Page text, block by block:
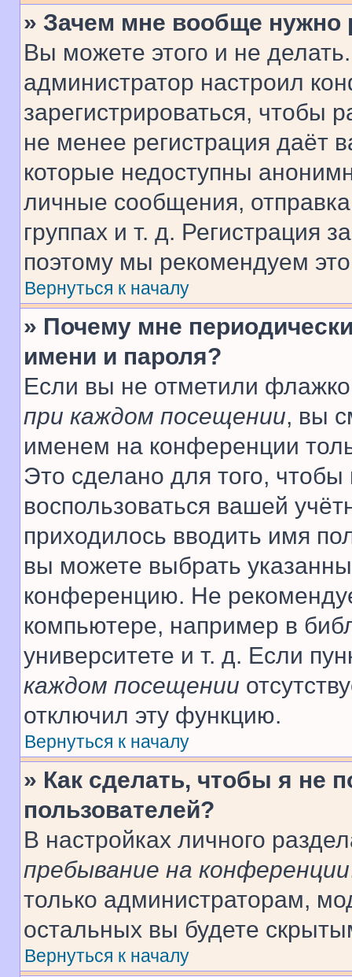
» Зачем мне вообще нужно
Вы можете этого и не
администратор настроил
зарегистрироваться, чтобы
не менее регистрация даёт
которые недоступны
личные сообщения,
группах и т. д. Регистрация
поэтому мы рекомендуем
Вернуться к началу
» Почему мне
имени и пароля?
Если вы не отметили
при каждом посещении, вы
именем на конференции
Это сделано для того, чтобы
воспользоваться вашей
приходилось вводить имя
вы можете выбрать
конференцию. Не
компьютере, например в
университете и т. д. Если
каждом посещении
отключил эту функцию.
Вернуться к началу
» Как сделать, чтобы я не
пользователей?
В настройках личного
пребывание на конференции
только администраторам,
остальных вы будете
Вернуться к началу